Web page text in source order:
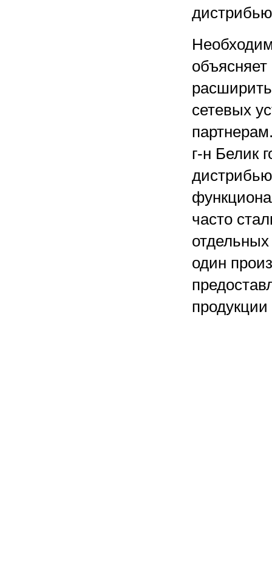
сетевых
г-н Белик
часто
один